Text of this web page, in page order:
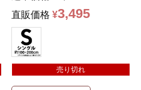
直販価格 ¥3,495
売り切れ